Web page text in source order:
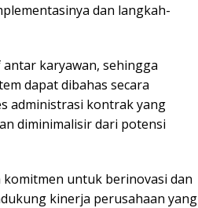
dan langkah-
karyawan, sehingga
dapat dibahas secara
administrasi kontrak yang
diminimalisir dari potensi
untuk berinovasi dan
kinerja perusahaan yang